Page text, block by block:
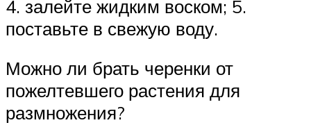
4. залейте жидким воском; 5.
поставьте в свежую воду.
Можно ли брать черенки от
пожелтевшего растения для
размножения?